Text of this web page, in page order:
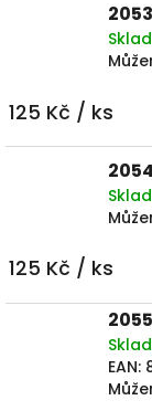
125 Kč / ks
125 Kč / ks
EAN: